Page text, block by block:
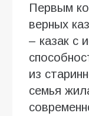
Первым
верных
– казак с
из
семья